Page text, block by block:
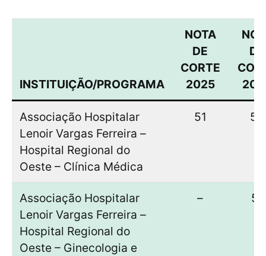
INSTITUIÇÃO/PROGRAMA
NOTA
DE
CORTE
2025
DE
Associação Hospitalar
Lenoir Vargas Ferreira –
Hospital Regional do
Oeste – Clínica Médica
51 50
Associação Hospitalar
Lenoir Vargas Ferreira –
Hospital Regional do
Oeste – Ginecologia e
– 51